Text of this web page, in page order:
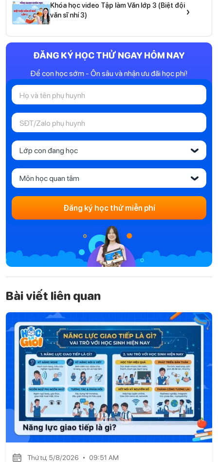
Khóa học video Tập làm Văn lớp 3 (Biệt đội
văn sĩ nhí 3)
›
ĐĂNG KÝ HỌC THỬ NGAY HÔM NAY
Để con học sớm - Ôn sâu và nhận ưu đãi học phí!
Lớp con đang học ‹
Môn học quan tâm ‹
Đăng ký học thử miễn phí
Bài viết liên quan
Thứ tư, 5/8/2026 09:51 AM